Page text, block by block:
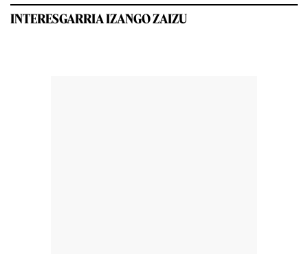
INTERESGARRIA IZANGO ZAIZU